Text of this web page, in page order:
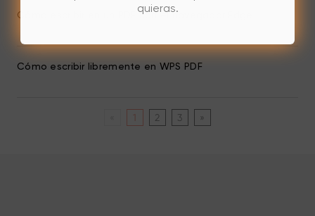
Cómo escribir en un PDF con el navegador Edge
Cómo escribir libremente en WPS PDF
2 3 »
quieras.